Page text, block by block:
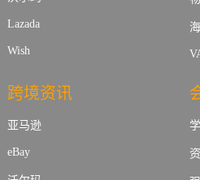
Lazada
Wish
跨境资讯
亚马逊
eBay